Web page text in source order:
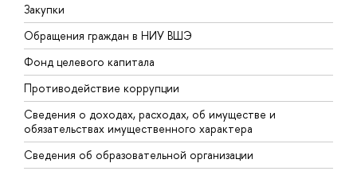
Закупки
Обращения граждан в НИУ ВШЭ
Фонд целевого капитала
Противодействие коррупции
Сведения о доходах, расходах, об имуществе и
обязательствах имущественного характера
Сведения об образовательной организации